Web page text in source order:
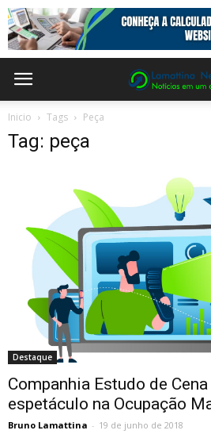
Inicio Tags Peça
Tag: peça
Destaque
Companhia Estudo de
espetáculo na Ocupação
Bruno Lamattina - 19 de junho de 2018